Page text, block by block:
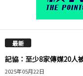
最新
記協：至少8家傳媒20人
2025年05月22日